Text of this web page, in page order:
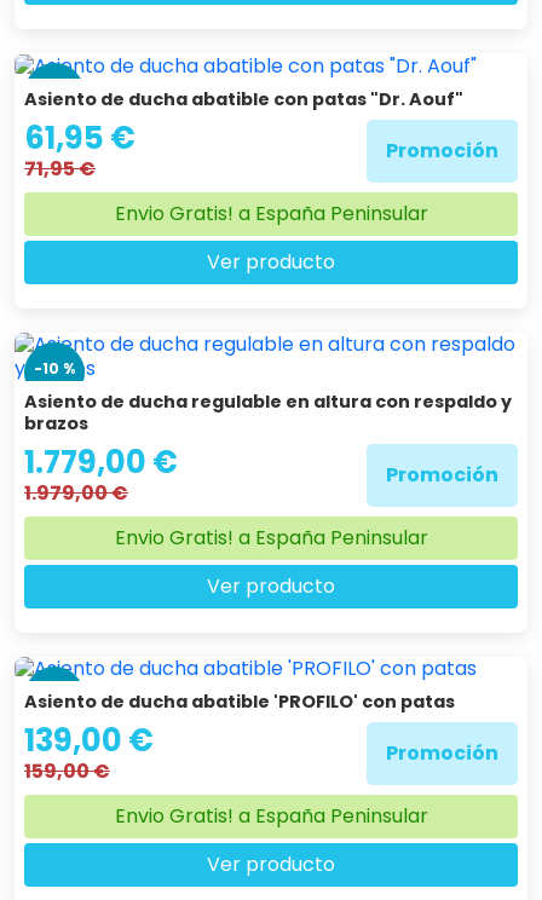
ocupe mucho espacio, el asiento abatible es lo ideal.
-14 %
Asiento de ducha abatible con patas "Dr. Aouf"
61,95 €
71,95 €
Promoción
Envio Gratis! a España Peninsular
Ver producto
-10 %
Asiento de ducha regulable en altura con respaldo y
brazos
1.779,00 €
1.979,00 €
Promoción
Envio Gratis! a España Peninsular
Ver producto
-13 %
Asiento de ducha abatible 'PROFILO' con patas
139,00 €
159,00 €
Promoción
Envio Gratis! a España Peninsular
Ver producto